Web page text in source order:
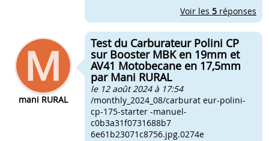
Voir les 5 réponses
mani RURAL
Test du Carburateur Polini CP
sur Booster MBK en 19mm et
AV41 Motobecane en 17,5mm
par Mani RURAL
le 12 août 2024 à 17:54
/monthly_2024_08/carburat eur-polini-
cp-175-starter -manuel-
c0b3a31f0731688b7
6e61b23071c8756.jpg.0274e